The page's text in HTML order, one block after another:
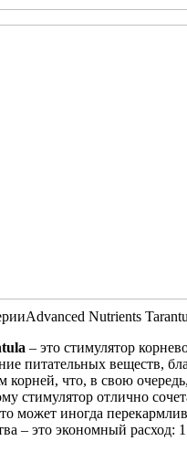
Advanced Nutrients
– это стимулятор
питательных веществ,
корней, что, в свою
стимулятор отлично
может иногда
– это экономный расход: